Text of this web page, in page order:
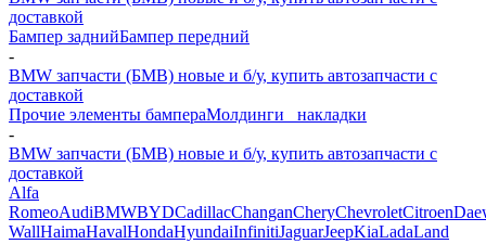
доставкой
Бампер заднийБампер передний
-
BMW запчасти (БМВ) новые и б/у, купить автозапчасти с
доставкой
Прочие элементы бампераМолдинги_ накладки
-
BMW запчасти (БМВ) новые и б/у, купить автозапчасти с
доставкой
Alfa
RomeoAudiBMWBYDCadillacChanganCheryChevroletCitroen
WallHaimaHavalHondaHyundaiInfinitiJaguarJeepKiaLadaLand